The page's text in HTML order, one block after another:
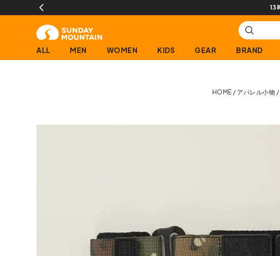
業日に限ります)
ALL MEN WOMEN KIDS GEAR BRAND
HOME アパレル小物